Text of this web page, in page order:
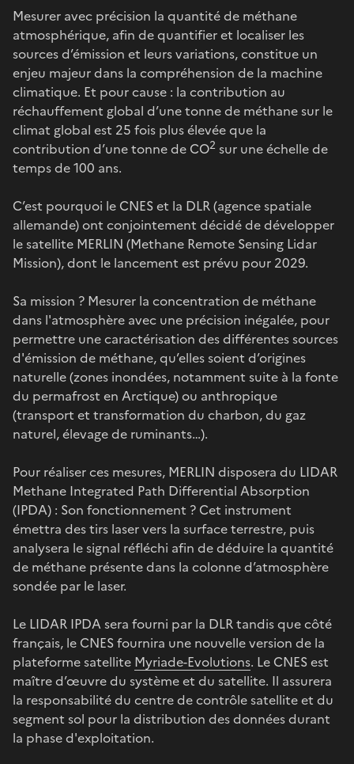
Mesurer avec précision la quantité de méthane
atmosphérique, afin de quantifier et localiser les
sources d’émission et leurs variations, constitue un
enjeu majeur dans la compréhension de la machine
climatique. Et pour cause : la contribution au
réchauffement global d’une tonne de méthane sur le
climat global est 25 fois plus élevée que la
contribution d’une tonne de CO2 sur une échelle de
temps de 100 ans.
C’est pourquoi le CNES et la DLR (agence spatiale
allemande) ont conjointement décidé de développer
le satellite MERLIN (Methane Remote Sensing Lidar
Mission), dont le lancement est prévu pour 2029.
Sa mission ? Mesurer la concentration de méthane
dans l'atmosphère avec une précision inégalée, pour
permettre une caractérisation des différentes sources
d'émission de méthane, qu’elles soient d’origines
naturelle (zones inondées, notamment suite à la fonte
du permafrost en Arctique) ou anthropique
(transport et transformation du charbon, du gaz
naturel, élevage de ruminants…).
Pour réaliser ces mesures, MERLIN disposera du LIDAR
Methane Integrated Path Differential Absorption
(IPDA) : Son fonctionnement ? Cet instrument
émettra des tirs laser vers la surface terrestre, puis
analysera le signal réfléchi afin de déduire la quantité
de méthane présente dans la colonne d’atmosphère
sondée par le laser.
Le LIDAR IPDA sera fourni par la DLR tandis que côté
français, le CNES fournira une nouvelle version de la
plateforme satellite Myriade-Evolutions. Le CNES est
maître d’œuvre du système et du satellite. Il assurera
la responsabilité du centre de contrôle satellite et du
segment sol pour la distribution des données durant
la phase d'exploitation.